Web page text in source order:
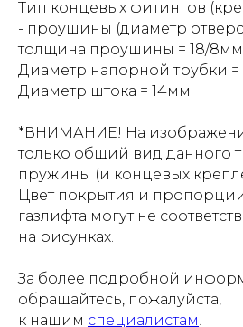
Тип концевых фитингов
- проушины (диаметр
толщина проушины = 18/
Диаметр напорной трубки
Диаметр штока = 14мм.
*ВНИМАНИЕ! На
только общий вид данного
пружины (и концевых
Цвет покрытия и
газлифта могут не
на рисунках.
За более подробной
обращайтесь, пожалуйста,
к нашим специалистам!